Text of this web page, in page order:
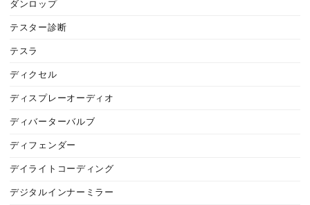
ダンロップ
テスター診断
テスラ
ディクセル
ディスプレーオーディオ
ディバーターバルブ
ディフェンダー
デイライトコーディング
デジタルインナーミラー